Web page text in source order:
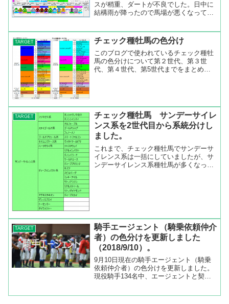
スが稍重、ダートが不良でした。日中に
結構雨が降ったので馬場が悪くなってし
回復しますが馬場は悪いままでしょう。
宝塚記念 道悪競馬に適正...
TARGET チェック種牡馬の色分け
このブログで使われているチェック種牡
馬の色分けについて第２世代、第３世
代、第４世代、第5世代までをまとめて
TARGET
チェック種牡馬 サンデーサイレ
ンス系を2世代目から系統分けし
ました。
これまで、チェック種牡馬でサンデーサ
イレンス系は一括にしていましたが、サ
ンデーサイレンス系種牡馬が多くなって
TARGET
騎手エージェント（騎乗依頼仲介
者）の色分けを更新しました
（2018/9/10）。
9月10日現在の騎手エージェント（騎乗
依頼仲介者）の色分けを更新しました。
現役騎手134名中、エージェントと契約